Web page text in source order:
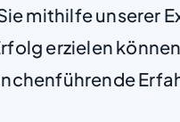
mithilfe unserer
erzielen